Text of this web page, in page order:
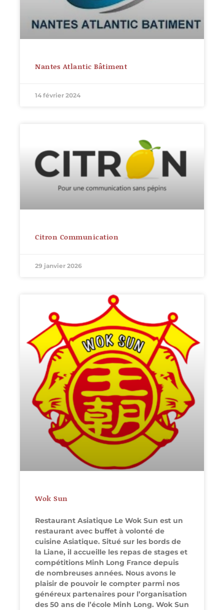
Nantes Atlantic Bâtiment
14 février 2024
Citron Communication
29 janvier 2026
Wok Sun
Restaurant Asiatique Le Wok Sun est un
restaurant avec buffet à volonté de
cuisine Asiatique. Situé sur les bords de
la Liane, il accueille les repas de stages et
compétitions Minh Long France depuis
de nombreuses années. Nous avons le
plaisir de pouvoir le compter parmi nos
généreux partenaires pour l’organisation
des 50 ans de l’école Minh Long. Wok Sun